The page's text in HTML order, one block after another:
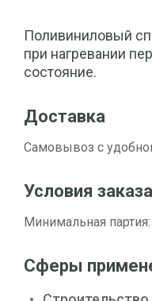
Поливиниловый
при нагревании
состояние.
Доставка
Самовывоз с
Условия заказа
Минимальная
Сферы